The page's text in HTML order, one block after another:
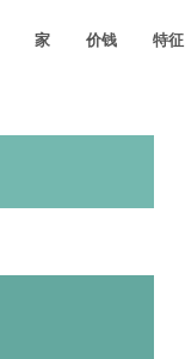
家 价钱 特征